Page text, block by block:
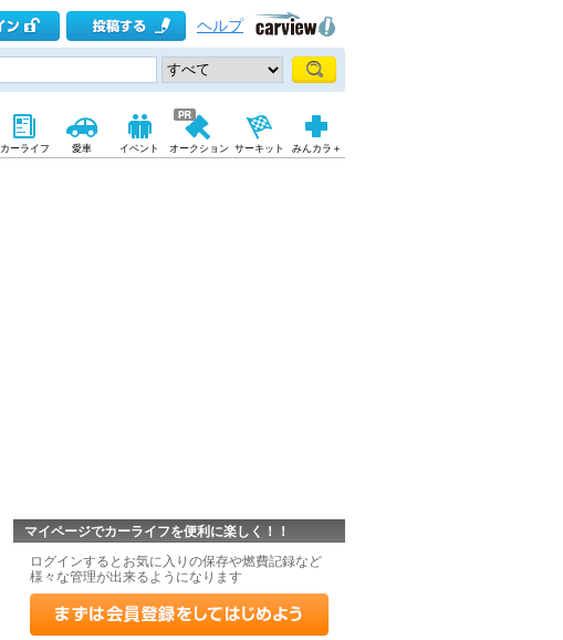
ヘルプ
カーライフ 愛車 イベント オークション サーキット みんカラ＋
マイページでカーライフを便利に楽しく！！
ログインするとお気に入りの保存や燃費記録など
様々な管理が出来るようになります